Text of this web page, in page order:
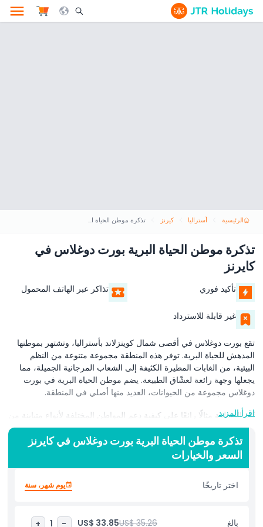
Search Opener Icon
الرئيسية أستراليا كيرنز تذكرة موطن الحياة البرية بورت دوغلاس في كايرنز
تذكرة موطن الحياة البرية بورت دوغلاس في
كايرنز
تأكيد فوري تذاكر عبر الهاتف المحمول
غير قابلة للاسترداد
تقع بورت دوغلاس في أقصى شمال كوينزلاند بأستراليا، وتشتهر بموطنها
المدهش للحياة البرية. توفر هذه المنطقة مجموعة متنوعة من النظم
البيئية، من الغابات المطيرة الكثيفة إلى الشعاب المرجانية الجميلة، مما
يجعلها وجهة رائعة لعشّاق الطبيعة. يضم موطن الحياة البرية في بورت
دوغلاس مجموعة من الحيوانات، العديد منها أصلي في المنطقة.
تُعد المنطقة مثالًا رائعًا على كيفية دعم المواطن المختلفة لأنواع متباينة من
الحياة البرية. في بورت دوغلاس، يمكنك استكشاف الغابات المطيرة
والأراضي الرطبة والمناطق الساحلية، كل منها يوفر بيئة فريدة لمجموعة
من الأنواع. هذه المواطن مهمة لبقاء العديد من الحيوانات، بما في ذلك
الطيور والزواحف والثدييات. واحدة من أفضل الطرق لتجربة هذا الموطن
الحيوانات الأسترالية المحلية.
الحيوانات الأسترالية. يضم المنتزه الكنغر والكوالا والتماسيح والعديد من
اقرأ المزيد
تذكرة موطن الحياة البرية بورت دوغلاس في كايرنز
السعر والخيارات
اختر تاريخًا يوم شهر، سنة
بالغ US$ 35.26
US$ 33.85
-
1
+